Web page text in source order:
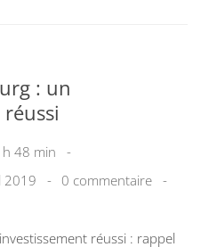
: un
48 min
2019
0 commentaire
réussi : rappel